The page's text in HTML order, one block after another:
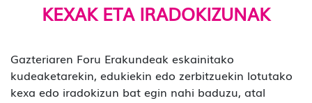
KEXAK ETA IRADOKIZUNAK
Gazteriaren Foru Erakundeak eskainitako
kudeaketarekin, edukiekin edo zerbitzuekin lotutako
kexa edo iradokizun bat egin nahi baduzu, atal